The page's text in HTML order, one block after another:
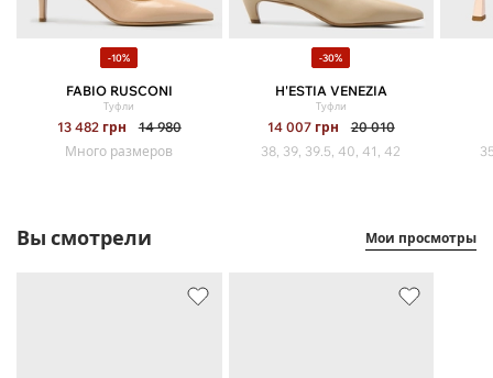
-10%
FABIO RUSCONI
Туфли
13 482 грн
14 980
Много размеров
-30%
H'ESTIA VENEZIA
Туфли
14 007 грн
20 010
38, 39, 39.5, 40, 41, 42
Вы смотрели Мои просмотры